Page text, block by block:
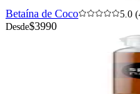
Betaína de Coco
5.0
Desde$3990